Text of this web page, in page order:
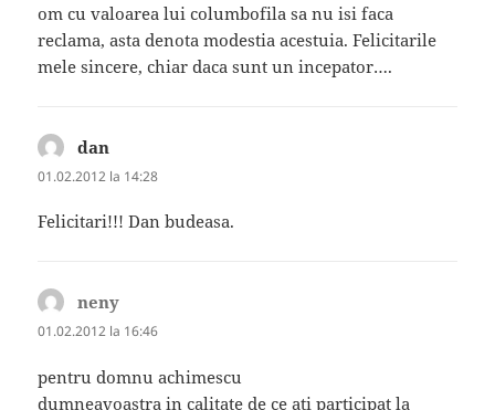
om cu valoarea lui columbofila sa nu isi faca
reclama, asta denota modestia acestuia. Felicitarile
mele sincere, chiar daca sunt un incepator….
dan
01.02.2012 la 14:28
Felicitari!!! Dan budeasa.
neny
01.02.2012 la 16:46
pentru domnu achimescu
dumneavoastra in calitate de ce ati participat la